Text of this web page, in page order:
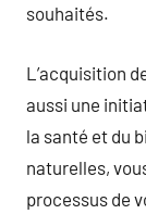
souhaités.
L’acquisition
aussi une
la santé et du
naturelles,
processus de